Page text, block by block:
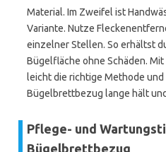
Material. Im Zweifel ist
Variante. Nutze
einzelner Stellen. So erhältst
Bügelfläche ohne Schäden.
leicht die richtige Methode und
Bügelbrettbezug lange hält
Pflege- und
Bügelbrettbezug